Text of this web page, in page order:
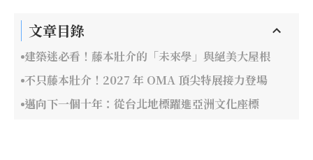
文章目錄
建築迷必看！藤本壯介的「未來學」與絕美大屋根
不只藤本壯介！2027 年 OMA 頂尖特展接力登場
邁向下一個十年：從台北地標躍進亞洲文化座標